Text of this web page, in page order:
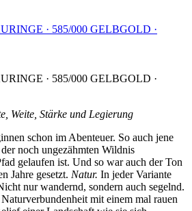
· 585/000 GELBGOLD ·
· 585/000 GELBGOLD ·
Weite, Stärke und Legierung
schon im Abenteuer. So auch jene
noch ungezähmten Wildnis
gelaufen ist. Und so war auch der Ton
Jahre gesetzt. Natur. In jeder Variante
nur wandernd, sondern auch segelnd.
mit einem mal rauen